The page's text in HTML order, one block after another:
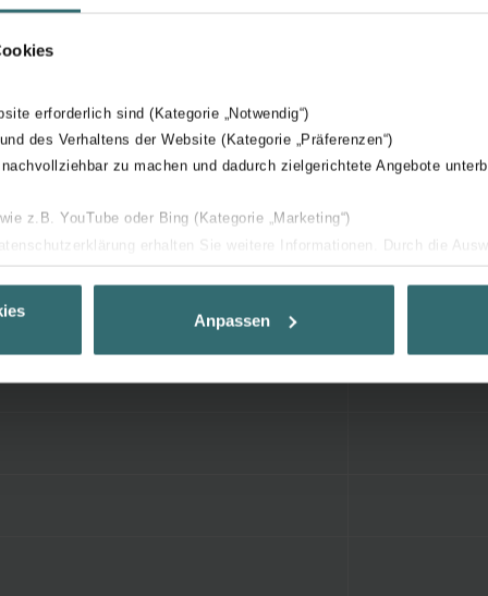
erforderlich sind (Kategorie „Notwendig“)
des Verhaltens der Website (Kategorie „Präferenzen“)
zu machen und dadurch zielgerichtete Angebote
z.B. YouTube oder Bing (Kategorie „Marketing“)
erhalten Sie weitere Informationen. Durch die
Ihnen die bestmögliche Nutzererfahrung zu ermöglichen und Ihnen
Verfügung zu stellen. Alle Einwilligungen können Sie
Anpassen